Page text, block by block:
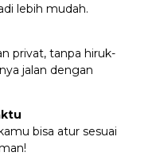
lebih mudah.
privat, tanpa hiruk-
jalan dengan
bisa atur sesuai